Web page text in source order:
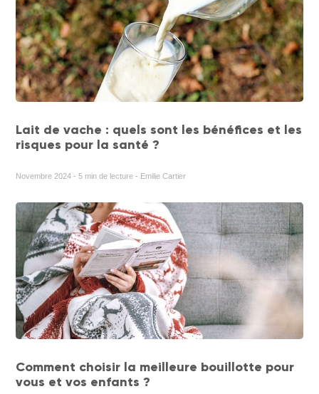
Lait de vache : quels sont les bénéfices et les
risques pour la santé ?
Novembre 2024 - 5 min de lecture - Emilie Cartier
Comment choisir la meilleure bouillotte pour
vous et vos enfants ?